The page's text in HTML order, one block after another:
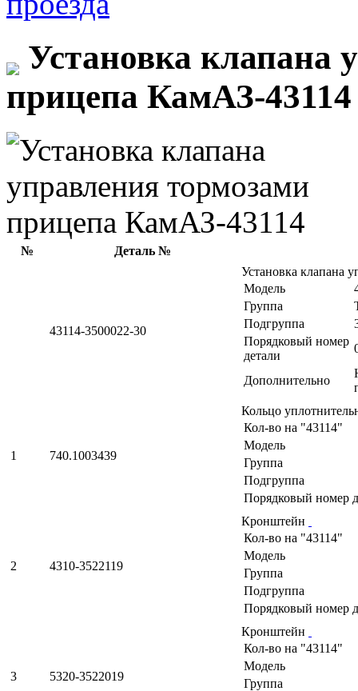
Установка клапана
прицепа КамАЗ-43114
№ Деталь №
43114-3500022-30
Установка клапана
Модель
Группа
Подгруппа
Порядковый номер
детали
Дополнительно
1 740.1003439
Кольцо
Кол-во на "43114"
Модель
Группа
Подгруппа
Порядковый номер
2 4310-3522119
Кронштейн
Кол-во на "43114"
Модель
Группа
Подгруппа
Порядковый номер
3 5320-3522019
Кронштейн
Кол-во на "43114"
Модель
Группа